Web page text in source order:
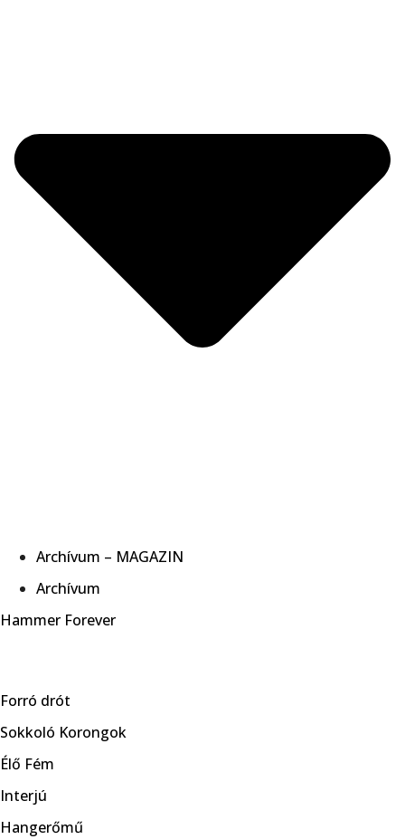
Archívum – MAGAZIN
Archívum
Hammer Forever
Forró drót
Sokkoló Korongok
Élő Fém
Interjú
Hangerőmű